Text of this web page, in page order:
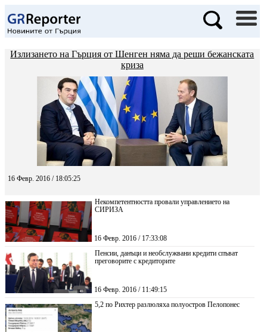
Излизането на Гърция от Шенген няма да реши бежанската
криза
16 Февр. 2016 / 18:05:25
Некомпетентността провали управлението на
СИРИЗА
16 Февр. 2016 / 17:33:08
Пенсии, данъци и необслужвани кредити спъват
преговорите с кредиторите
16 Февр. 2016 / 11:49:15
5,2 по Рихтер разлюляха полуостров Пелопонес